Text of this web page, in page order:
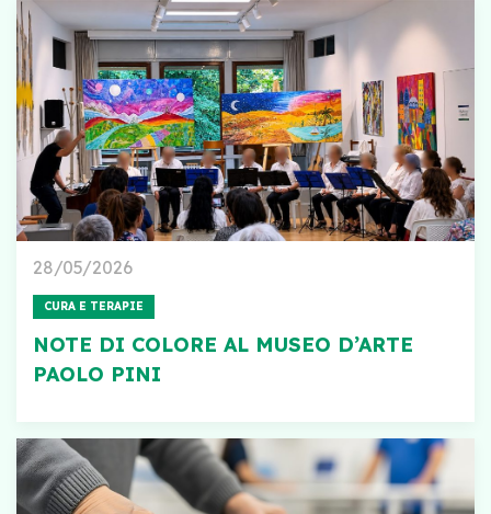
28/05/2026
CURA E TERAPIE
NOTE DI COLORE AL MUSEO D’ARTE
PAOLO PINI